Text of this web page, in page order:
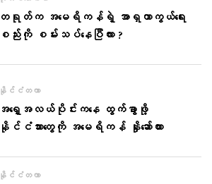
တရုတ်က အမေရိကန်ရဲ့ အာရှကာကွယ်ရေး
စည်းကို စမ်းသပ်နေပြီလား ?
နိုင်ငံတကာ
အရှေ့အလယ်ပိုင်းကနေ ထွက်ခွာဖို့
နိုင်ငံသားတွေကို အမေရိကန် နှိုးဆော်ထား
နိုင်ငံတကာ